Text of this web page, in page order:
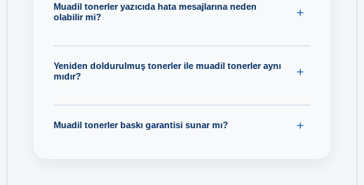
Muadil tonerler yazıcıda hata mesajlarına neden
olabilir mi?
Yeniden doldurulmuş tonerler ile muadil tonerler aynı
mıdır?
Muadil tonerler baskı garantisi sunar mı?